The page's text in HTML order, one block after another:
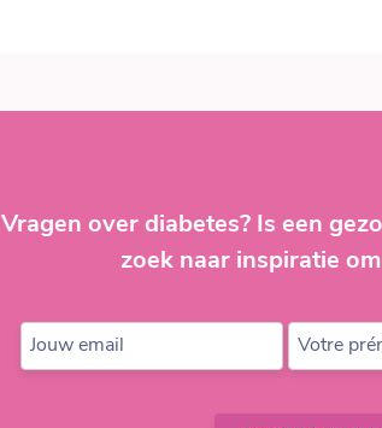
Vragen over diabetes? Is een
zoek naar inspiratie
Jouw email Votre